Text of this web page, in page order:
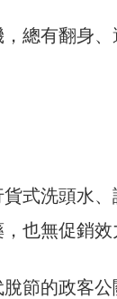
總有翻身、
式洗頭水
也無促銷效
節的政客